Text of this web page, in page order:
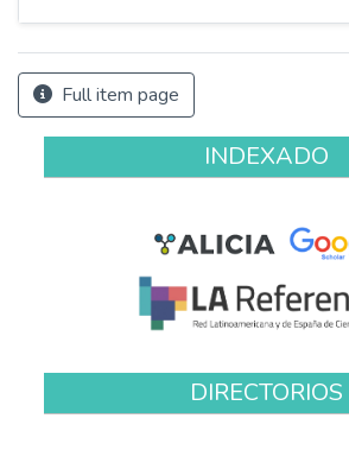
Full item page
INDEXADO
DIRECTORIOS